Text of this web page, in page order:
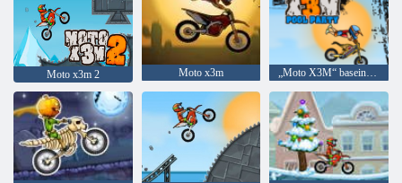
Moto x3m 2 Moto x3m „Moto X3M“ baseino vakarėlis